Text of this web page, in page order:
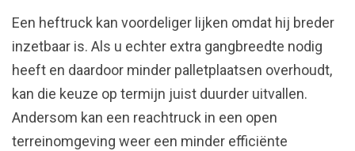
Een heftruck kan voordeliger lijken omdat hij breder
inzetbaar is. Als u echter extra gangbreedte nodig
heeft en daardoor minder palletplaatsen overhoudt,
kan die keuze op termijn juist duurder uitvallen.
Andersom kan een reachtruck in een open
terreinomgeving weer een minder efficiënte